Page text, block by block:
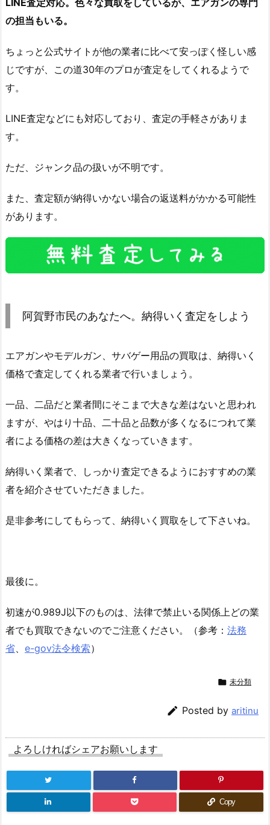
LINE査定対応。色々な買取をしているが、エアガンの専門
の担当もいる。
ちょっと公式サイトが他の業者に比べて安っぽく怪しい感
じですが、この道30年のプロが査定をしてくれるようで
す。
LINE査定などにも対応しており、査定の手軽さがありま
す。
ただ、ジャンク品の扱いが不明です。
また、査定額が納得いかない場合の返送料がかかる可能性
があります。
阿賀野市民のあなたへ。納得いく査定をしよう
エアガンやモデルガン、サバゲー用品の買取は、納得いく
価格で査定してくれる業者で行いましょう。
一品、二品だと業者間にそこまで大きな差はないと思われ
ますが、やはり十品、二十品と品数が多くなるにつれて業
者による価格の差は大きくなっていきます。
納得いく業者で、しっかり査定できるようにおすすめの業
者を紹介させていただきました。
是非参考にしてもらって、納得いく買取をして下さいね。
最後に。
初速が0.989J以下のものは、法律で禁止いる関係上どの業
者でも買取できないのでご注意ください。（参考： 法務
省、 e-gov法令検索）
 未分類
 Posted by aritinu
よろしければシェアお願いします
Copy